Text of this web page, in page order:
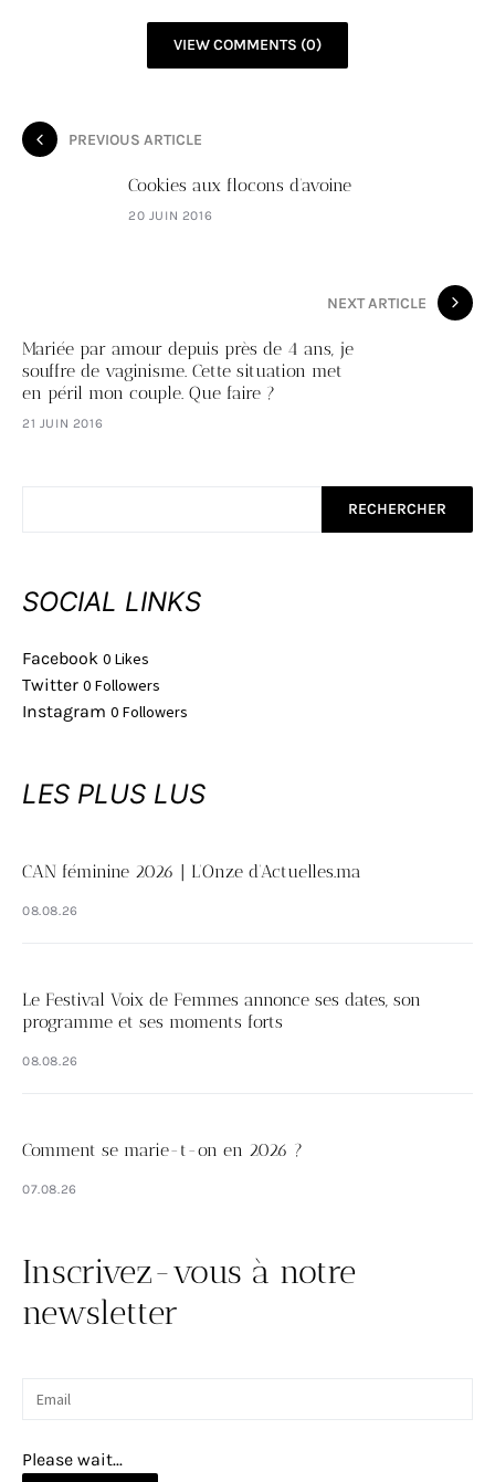
VIEW COMMENTS (0)
PREVIOUS ARTICLE
Cookies aux flocons d’avoine
20 JUIN 2016
NEXT ARTICLE
Mariée par amour depuis près de 4 ans, je
souffre de vaginisme. Cette situation met
en péril mon couple. Que faire ?
21 JUIN 2016
RECHERCHER
SOCIAL LINKS
Facebook 0 Likes
Twitter 0 Followers
Instagram 0 Followers
LES PLUS LUS
CAN féminine 2026 | L’Onze d’Actuelles.ma
08.08.26
Le Festival Voix de Femmes annonce ses dates, son
programme et ses moments forts
08.08.26
Comment se marie-t-on en 2026 ?
07.08.26
Inscrivez-vous à notre
newsletter
Please wait...